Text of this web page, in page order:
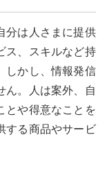
分は人さまに提供
ス、スキルなど持
しかし、情報発信
ん。人は案外、自
とや得意なことを
する商品やサービ